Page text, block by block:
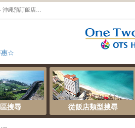
惠☆
搜尋 從飯店類型搜尋